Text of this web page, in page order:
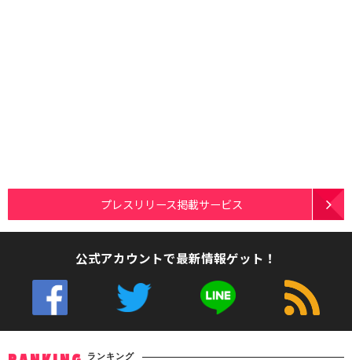
プレスリリース掲載サービス
公式アカウントで最新情報ゲット！
ランキング